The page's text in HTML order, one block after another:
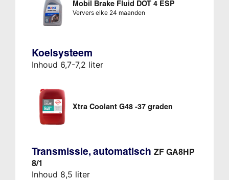
Mobil Brake Fluid DOT 4 ESP
Ververs elke 24 maanden
Koelsysteem
Inhoud 6,7-7,2 liter
Xtra Coolant G48 -37 graden
Transmissie, automatisch ZF GA8HP
8/1
Inhoud 8,5 liter